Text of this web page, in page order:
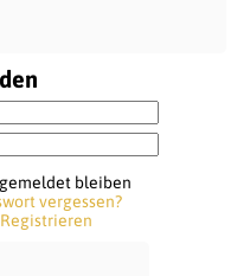
bleiben
vergessen?
Registrieren